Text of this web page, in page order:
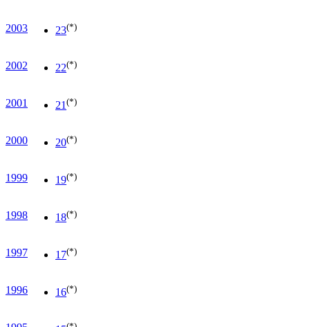
2003 23(*)
2002 22(*)
2001 21 (*)
2000 20(*)
1999 19(*)
1998 18(*)
1997 17(*)
1996 16(*)